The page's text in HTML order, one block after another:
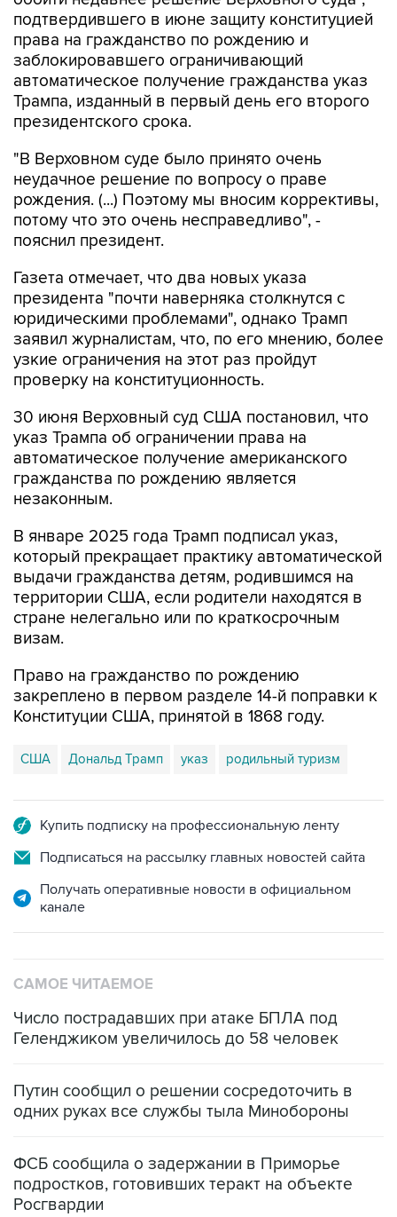
подтвердившего в июне защиту конституцией
права на гражданство по рождению и
заблокировавшего ограничивающий
автоматическое получение гражданства указ
Трампа, изданный в первый день его второго
президентского срока.
"В Верховном суде было принято очень
неудачное решение по вопросу о праве
рождения. (...) Поэтому мы вносим коррективы,
потому что это очень несправедливо", -
пояснил президент.
Газета отмечает, что два новых указа
президента "почти наверняка столкнутся с
юридическими проблемами", однако Трамп
заявил журналистам, что, по его мнению, более
узкие ограничения на этот раз пройдут
проверку на конституционность.
30 июня Верховный суд США постановил, что
указ Трампа об ограничении права на
автоматическое получение американского
гражданства по рождению является
незаконным.
В январе 2025 года Трамп подписал указ,
который прекращает практику автоматической
выдачи гражданства детям, родившимся на
территории США, если родители находятся в
стране нелегально или по краткосрочным
визам.
Право на гражданство по рождению
закреплено в первом разделе 14-й поправки к
Конституции США, принятой в 1868 году.
США Дональд Трамп указ родильный туризм
Купить подписку на профессиональную ленту
Подписаться на рассылку главных новостей сайта
Получать оперативные новости в официальном
канале
САМОЕ ЧИТАЕМОЕ
Число пострадавших при атаке БПЛА под
Геленджиком увеличилось до 58 человек
Путин сообщил о решении сосредоточить в
одних руках все службы тыла Минобороны
ФСБ сообщила о задержании в Приморье
подростков, готовивших теракт на объекте
Росгвардии